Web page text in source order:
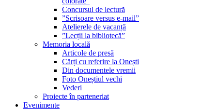
Concursul de lectură
”Scrisoare versus e-mail”
Atelierele de vacanță
”Lecții la bibliotecă”
Memoria locală
Articole de presă
Cărți cu referire la Onești
Din documentele vremii
Foto Oneștiul vechi
Vederi
Proiecte în parteneriat
Evenimente